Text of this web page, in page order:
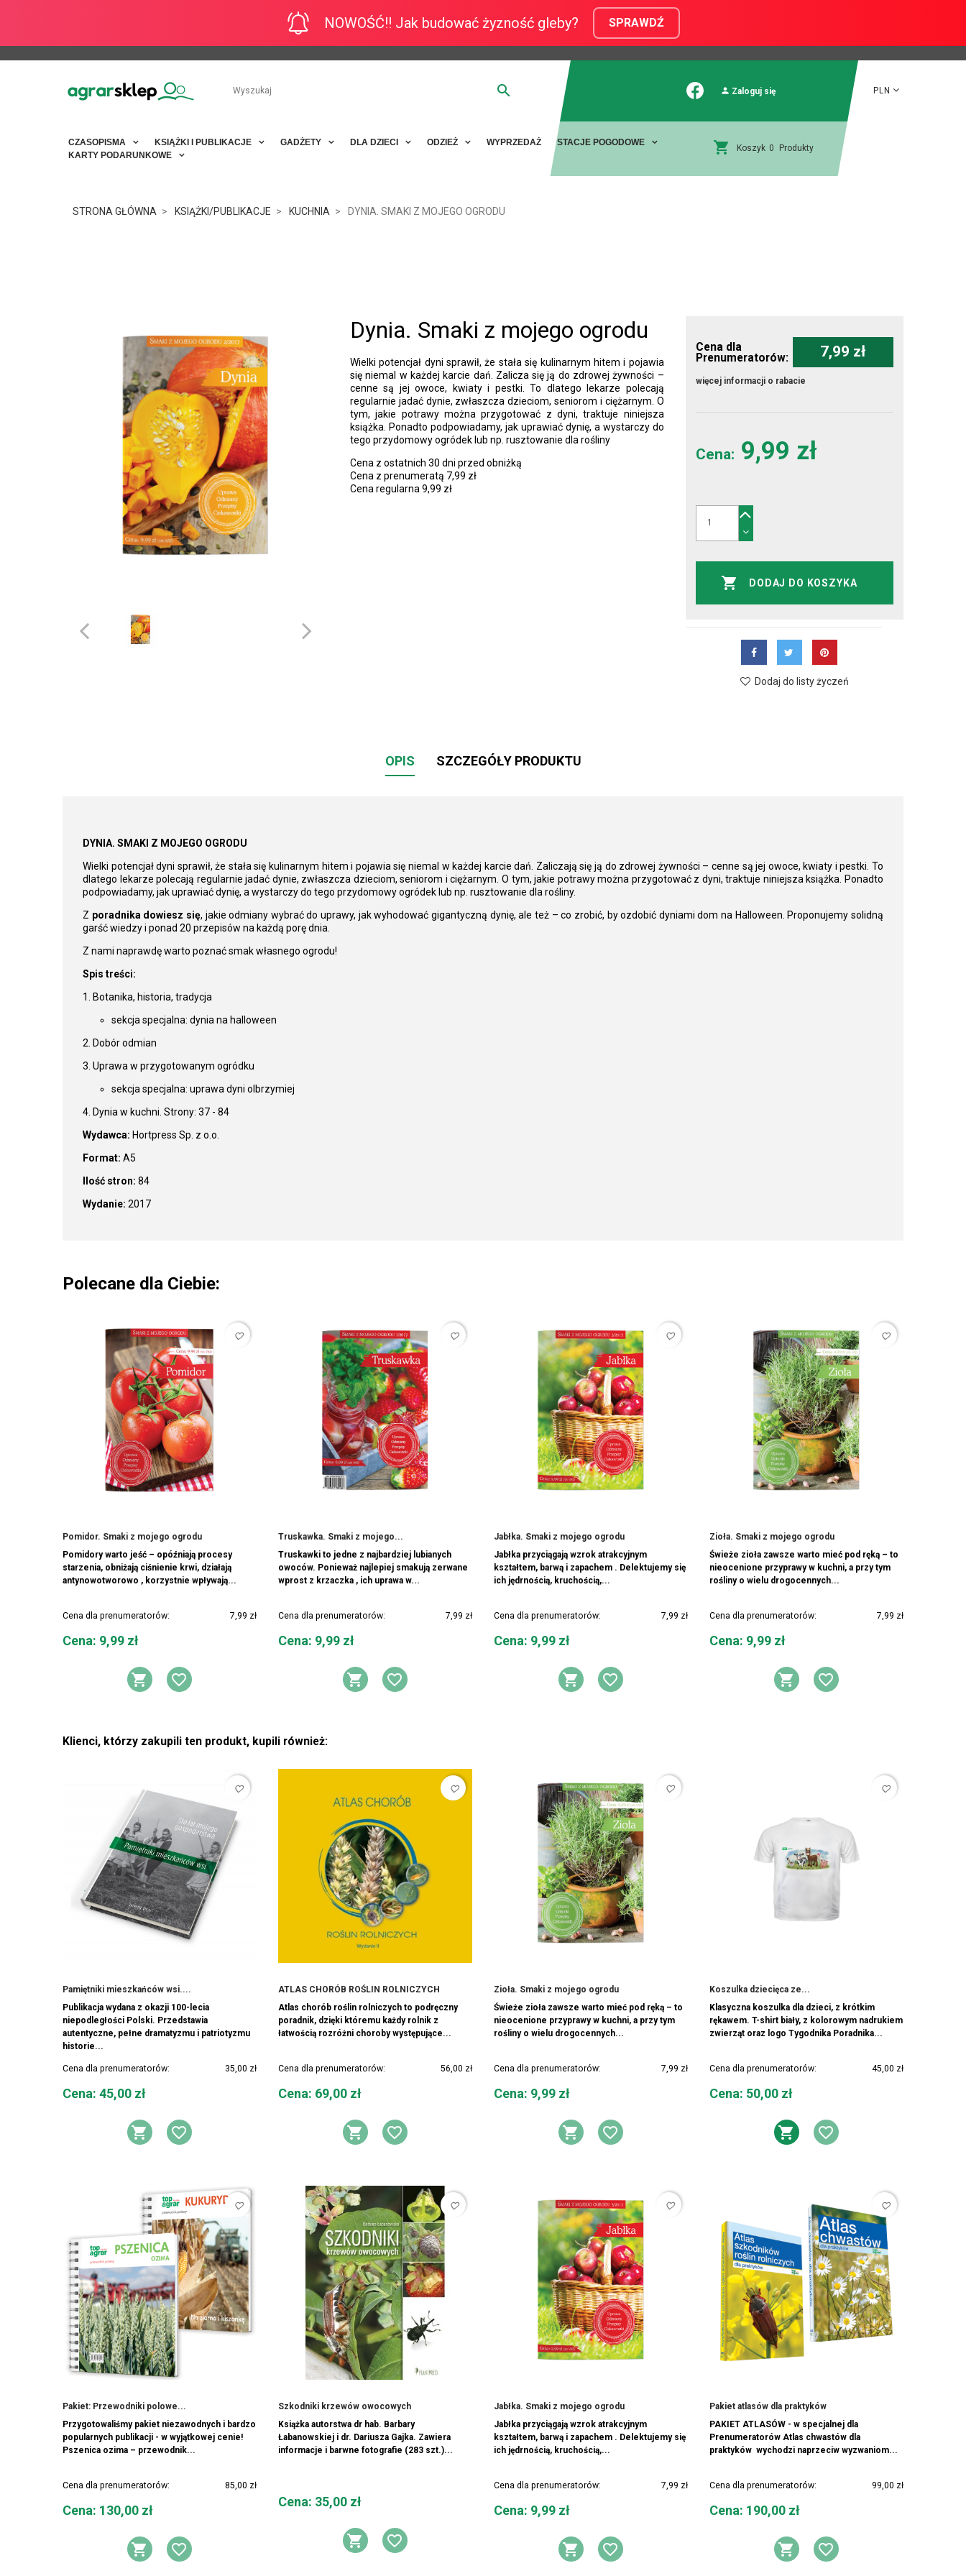
NOWOŚĆ!! Jak budować żyzność gleby? SPRAWDŹ
Zaloguj się PLN
CZASOPISMA KSIĄŻKI I PUBLIKACJE GADŻETY DLA DZIECI ODZIEŻ WYPRZEDAŻ
STACJE POGODOWE
KARTY PODARUNKOWE
Koszyk 0 Produkty
STRONA GŁÓWNA KSIĄŻKI/PUBLIKACJE KUCHNIA DYNIA. SMAKI Z MOJEGO OGRODU
Dynia. Smaki z mojego ogrodu
Wielki potencjał dyni sprawił, że stała się kulinarnym hitem i pojawia
się niemal w każdej karcie dań. Zalicza się ją do zdrowej żywności –
cenne są jej owoce, kwiaty i pestki. To dlatego lekarze polecają
regularnie jadać dynie, zwłaszcza dzieciom, seniorom i ciężarnym. O
tym, jakie potrawy można przygotować z dyni, traktuje niniejsza
książka. Ponadto podpowiadamy, jak uprawiać dynię, a wystarczy do
tego przydomowy ogródek lub np. rusztowanie dla rośliny
Cena z ostatnich 30 dni przed obniżką
Cena z prenumeratą 7,99 zł
Cena regularna 9,99 zł
Cena dla
Prenumeratorów: 7,99 zł
więcej informacji o rabacie
Cena: 9,99 zł
DODAJ DO KOSZYKA
Dodaj do listy życzeń
OPIS SZCZEGÓŁY PRODUKTU
DYNIA. SMAKI Z MOJEGO OGRODU
Wielki potencjał dyni sprawił, że stała się kulinarnym hitem i pojawia się niemal w każdej karcie dań. Zaliczają się ją do zdrowej żywności – cenne są jej owoce, kwiaty i pestki. To
dlatego lekarze polecają regularnie jadać dynie, zwłaszcza dzieciom, seniorom i ciężarnym. O tym, jakie potrawy można przygotować z dyni, traktuje niniejsza książka. Ponadto
podpowiadamy, jak uprawiać dynię, a wystarczy do tego przydomowy ogródek lub np. rusztowanie dla rośliny.
Z poradnika dowiesz się, jakie odmiany wybrać do uprawy, jak wyhodować gigantyczną dynię, ale też – co zrobić, by ozdobić dyniami dom na Halloween. Proponujemy solidną
garść wiedzy i ponad 20 przepisów na każdą porę dnia.
Z nami naprawdę warto poznać smak własnego ogrodu!
Spis treści:
1. Botanika, historia, tradycja
sekcja specjalna: dynia na halloween
2. Dobór odmian
3. Uprawa w przygotowanym ogródku
sekcja specjalna: uprawa dyni olbrzymiej
4. Dynia w kuchni. Strony: 37 - 84
Wydawca: Hortpress Sp. z o.o.
Format: A5
Ilość stron: 84
Wydanie: 2017
Polecane dla Ciebie:
favorite_border
Pomidor. Smaki z mojego ogrodu
Pomidory warto jeść – opóźniają procesy
starzenia, obniżają ciśnienie krwi, działają
antynowotworowo , korzystnie wpływają...
Cena dla prenumeratorów: 7,99 zł
Cena
Cena: 9,99 zł
DODAJ DO KOSZYKA
DODAJ DO LISTY ŻYCZEŃ
favorite_border
Truskawka. Smaki z mojego...
Truskawki to jedne z najbardziej lubianych
owoców. Ponieważ najlepiej smakują zerwane
wprost z krzaczka , ich uprawa w...
Cena dla prenumeratorów: 7,99 zł
Cena
Cena: 9,99 zł
DODAJ DO KOSZYKA
DODAJ DO LISTY ŻYCZEŃ
favorite_border
Jabłka. Smaki z mojego ogrodu
Jabłka przyciągają wzrok atrakcyjnym
kształtem, barwą i zapachem . Delektujemy się
ich jędrnością, kruchością,...
Cena dla prenumeratorów: 7,99 zł
Cena
Cena: 9,99 zł
DODAJ DO KOSZYKA
DODAJ DO LISTY ŻYCZEŃ
favorite_border
Zioła. Smaki z mojego ogrodu
Świeże zioła zawsze warto mieć pod ręką – to
nieocenione przyprawy w kuchni, a przy tym
rośliny o wielu drogocennych...
Cena dla prenumeratorów: 7,99 zł
Cena
Cena: 9,99 zł
DODAJ DO
DODAJ DO
Klienci, którzy zakupili ten produkt, kupili również:
favorite_border
Pamiętniki mieszkańców wsi....
Publikacja wydana z okazji 100-lecia
niepodległości Polski. Przedstawia
autentyczne, pełne dramatyzmu i patriotyzmu
historie...
Cena dla prenumeratorów: 35,00 zł
Cena
Cena: 45,00 zł
DODAJ DO KOSZYKA
DODAJ DO LISTY ŻYCZEŃ
favorite_border
ATLAS CHORÓB ROŚLIN ROLNICZYCH
Atlas chorób roślin rolniczych to podręczny
poradnik, dzięki któremu każdy rolnik z
łatwością rozróżni choroby występujące...
Cena dla prenumeratorów: 56,00 zł
Cena
Cena: 69,00 zł
DODAJ DO KOSZYKA
DODAJ DO LISTY ŻYCZEŃ
favorite_border
Zioła. Smaki z mojego ogrodu
Świeże zioła zawsze warto mieć pod ręką – to
nieocenione przyprawy w kuchni, a przy tym
rośliny o wielu drogocennych...
Cena dla prenumeratorów: 7,99 zł
Cena
Cena: 9,99 zł
DODAJ DO KOSZYKA
DODAJ DO LISTY ŻYCZEŃ
favorite_border
Koszulka dziecięca ze...
Klasyczna koszulka dla dzieci, z krótkim
rękawem. T-shirt biały, z kolorowym nadrukiem
zwierząt oraz logo Tygodnika Poradnika...
Cena dla prenumeratorów: 45,00 zł
Cena
Cena: 50,00 zł
DODAJ DO
DODAJ DO
favorite_border
Pakiet: Przewodniki polowe...
Przygotowaliśmy pakiet niezawodnych i bardzo
popularnych publikacji - w wyjątkowej cenie!
Pszenica ozima – przewodnik...
Cena dla prenumeratorów: 85,00 zł
Cena
Cena: 130,00 zł
DODAJ DO KOSZYKA
DODAJ DO LISTY ŻYCZEŃ
favorite_border
Szkodniki krzewów owocowych
Książka autorstwa dr hab. Barbary
Łabanowskiej i dr. Dariusza Gajka. Zawiera
informacje i barwne fotografie (283 szt.)...
Cena
Cena: 35,00 zł
DODAJ DO KOSZYKA
DODAJ DO LISTY ŻYCZEŃ
favorite_border
Jabłka. Smaki z mojego ogrodu
Jabłka przyciągają wzrok atrakcyjnym
kształtem, barwą i zapachem . Delektujemy się
ich jędrnością, kruchością,...
Cena dla prenumeratorów: 7,99 zł
Cena
Cena: 9,99 zł
DODAJ DO KOSZYKA
DODAJ DO LISTY ŻYCZEŃ
favorite_border
Pakiet atlasów dla praktyków
PAKIET ATLASÓW - w specjalnej dla
Prenumeratorów Atlas chwastów dla
praktyków wychodzi naprzeciw wyzwaniom...
Cena dla prenumeratorów: 99,00 zł
Cena
Cena: 190,00 zł
DODAJ DO
DODAJ DO